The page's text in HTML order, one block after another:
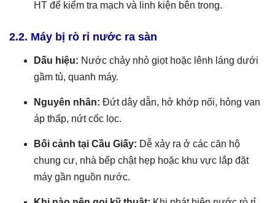
HT để kiểm tra mạch và linh kiện bên trong.
2.2. Máy bị rò rỉ nước ra sàn
Dấu hiệu: Nước chảy nhỏ giọt hoặc lênh láng dưới
gầm tủ, quanh máy.
Nguyên nhân: Đứt dây dẫn, hở khớp nối, hỏng van
áp thấp, nứt cốc lọc.
Bối cảnh tại Cầu Giấy: Dễ xảy ra ở các căn hộ
chung cư, nhà bếp chật hẹp hoặc khu vực lắp đặt
máy gần nguồn nước.